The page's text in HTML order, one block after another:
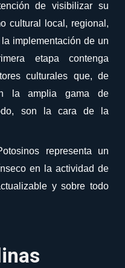
de visibilizar su
cultural local, regional,
implementación de un
etapa contenga
culturales que, de
la amplia gama de
son la cara de la
representa un
en la actividad de
y sobre todo